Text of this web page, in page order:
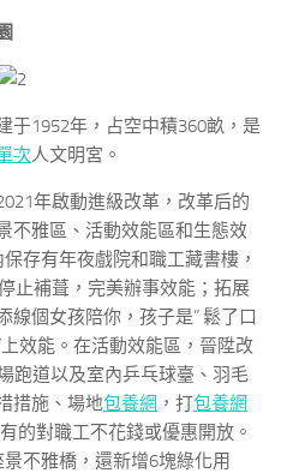
于1952年，占空中積360畝，是
次人文明宮。
年啟動進級改革，改革后的
不雅區、活動效能區和生態效
存有年夜戲院和職工藏書樓，
止補葺，完美辦事效能；拓展
線個女孩陪你，孩子是” 鬆了口
效能。在活動效能區，晉陞改
跑道以及室內乒乓球臺、羽毛
措施、場地包養網 ，打包養網
的對職工不花錢或優惠開放。
不雅橋，還新增6塊綠化用